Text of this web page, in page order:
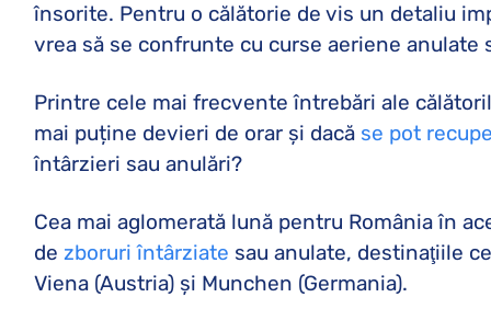
însorite. Pentru o călătorie de vis un detaliu
vrea să se confrunte cu curse aeriene anulate
Printre cele mai frecvente întrebări ale
mai puține devieri de orar și dacă se pot
întârzieri sau anulări?
Cea mai aglomerată lună pentru România în
de zboruri întârziate sau anulate, destinaţiile
Viena (Austria) şi Munchen (Germania).